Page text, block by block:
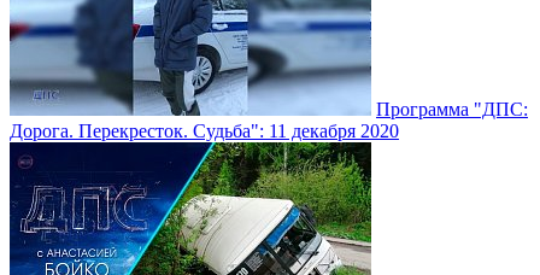
Программа "ДПС:
Дорога. Перекресток. Судьба": 11 декабря 2020